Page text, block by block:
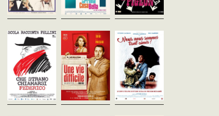
et jouisseur...
Che strano
chiamarsi
Ettore Scola
Italie - 2013
vost - 90'
À l'occasion du vingtième
anniversaire de la mort
de Federico Fellini, Ettore
Scola dresse un portrait du
grand réalisateur italien.
Une vie difficile
Dino Risi
vost - 118'
Un jeune Italien, ancien
partisan durant la guerre,
s'efforce de résister à la
transformation de son pays
pendant les années 1950.De
la fin de la...
Nous nous
tant aimés
C'eravamo tanto amati -
- 1974
Italie, 1945. Les
racontent trente ans de
l'histoire de l'Italie.Un
manifeste pour...
Parfum de femme
Dino Risi
Divorce à
l'Italienne
La Pazza gioia
Paolo Virzì